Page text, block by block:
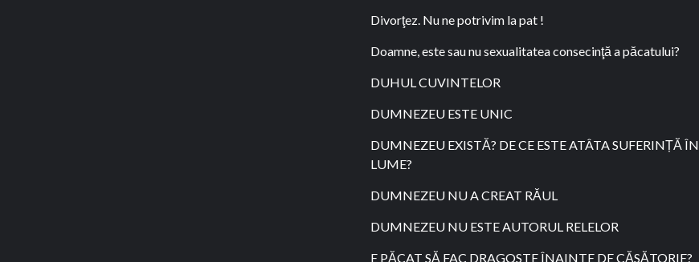
Divorţez. Nu ne potrivim la pat !
Doamne, este sau nu sexualitatea consecinţă a păcatului?
DUHUL CUVINTELOR
DUMNEZEU ESTE UNIC
DUMNEZEU EXISTĂ? DE CE ESTE ATÂTA SUFERINȚĂ ÎN
LUME?
DUMNEZEU NU A CREAT RĂUL
DUMNEZEU NU ESTE AUTORUL RELELOR
E PĂCAT SĂ FAC DRAGOSTE ÎNAINTE DE CĂSĂTORIE?